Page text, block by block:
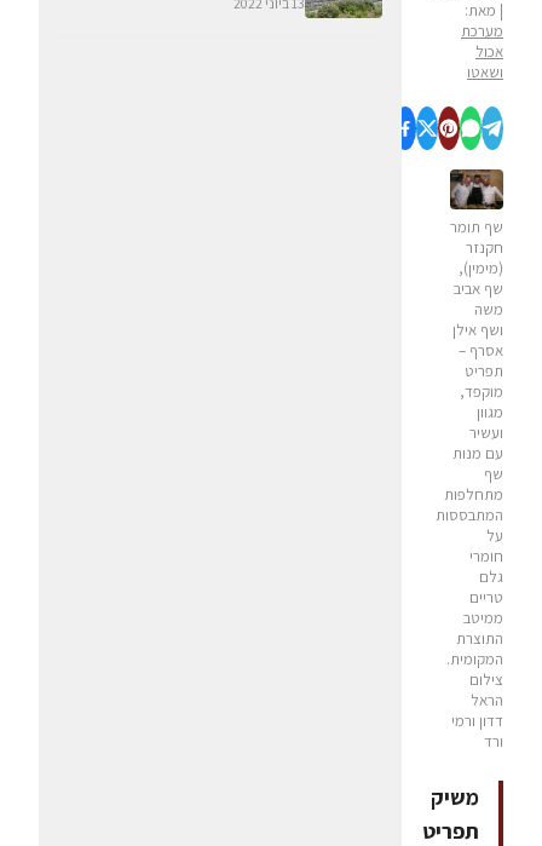
| מאת:
מערכת
אכול
ושאטו
שף תומר
חקנזר
(מימין),
שף אביב
משה
ושף אילן
אסרף –
תפריט
מוקפד,
מגוון
ועשיר
עם מנות
שף
מתחלפות
המתבססות
על
חומרי
גלם
טריים
ממיטב
התוצרת
המקומית.
צילום
הראל
דדון ורמי
ורד
משיק
תפריט